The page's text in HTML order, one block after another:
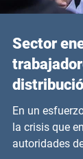
Sector
En un
la crisis que
autoridades